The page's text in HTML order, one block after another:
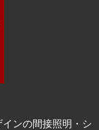
インの間接照明・シ